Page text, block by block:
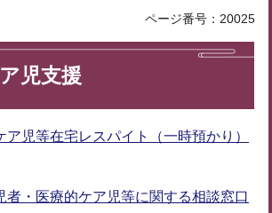
ページ番号：20025
児支援
ア児等在宅レスパイト（一時預かり）
者・医療的ケア児等に関する相談窓口